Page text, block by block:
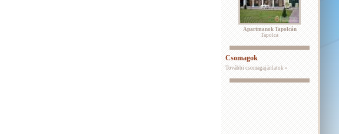
Apartmanok Tapolcán
Tapolca
Csomagok
További csomagajánlatok »